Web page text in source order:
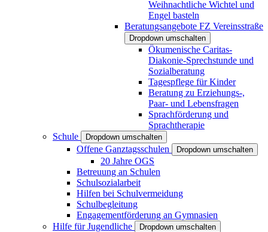
Weihnachtliche Wichtel und
Engel basteln
Beratungsangebote FZ Vereinsstraße
Dropdown umschalten
Ökumenische Caritas-
Diakonie-Sprechstunde und
Sozialberatung
Tagespflege für Kinder
Beratung zu Erziehungs-,
Paar- und Lebensfragen
Sprachförderung und
Sprachtherapie
Schule
Dropdown umschalten
Offene Ganztagsschulen Dropdown umschalten
20 Jahre OGS
Betreuung an Schulen
Schulsozialarbeit
Hilfen bei Schulvermeidung
Schulbegleitung
Engagementförderung an Gymnasien
Hilfe für Jugendliche
Dropdown umschalten